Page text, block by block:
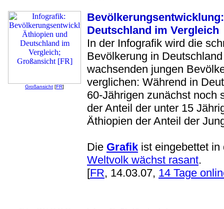
Großansicht [FR]
Deutschland im Vergleich
In der Infografik wird die
Bevölkerung in
wachsenden jungen
verglichen: Während in
60-Jährigen zunächst noch
der Anteil der unter 15
Äthiopien der Anteil der
Die Grafik ist eingebettet
Weltvolk wächst rasant.
[FR, 14.03.07, 14 Tage